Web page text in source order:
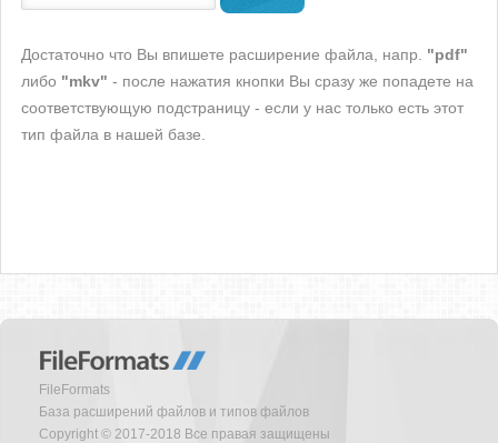
Достаточно что Вы впишете расширение файла, напр. "pdf"
либо "mkv" - после нажатия кнопки Вы сразу же попадете на
соответствующую подстраницу - если у нас только есть этот
тип файла в нашей базе.
FileFormats
База расширений файлов и типов файлов
Copyright © 2017-2018 Все правая защищены